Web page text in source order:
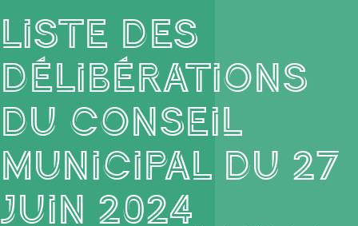
liste des
délibérations
du conseil
municipal du 27
juin 2024